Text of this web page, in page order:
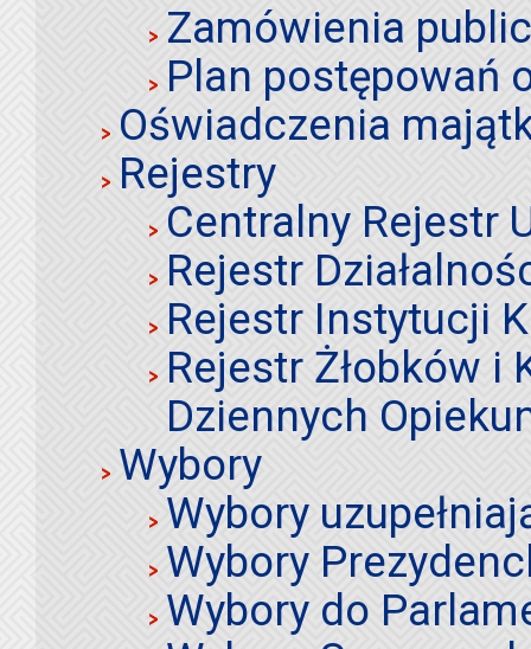
Zamówienia
Plan postępowań
Oświadczenia
Rejestry
Centralny Rejestr
Rejestr
Rejestr Instytucji
Rejestr Żłobków i
Dziennych
Wybory
Wybory
Wybory
Wybory do